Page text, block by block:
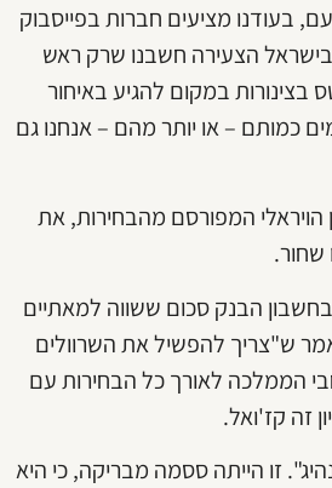
בעודנו מציעים חברות בפייסבוק
הצעירה חשבנו שרק ראש
בצינורות במקום להגיע באיחור
כמותם – או יותר מהם – אנחנו גם
הויראלי המפורסם מהבחירות, את
שחור.
הבנק סכום ששווה למאתיים
ש"צריך להפשיל את השרוולים
הממלכה לאורך כל הבחירות עם
זה קז'ואל.
מנהיג". זו הייתה ססמה מבריקה, כי היא